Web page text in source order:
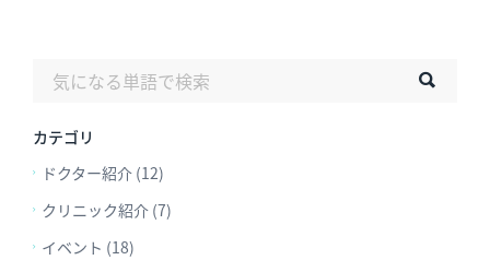
カテゴリ
ドクター紹介 (12)
クリニック紹介 (7)
イベント (18)